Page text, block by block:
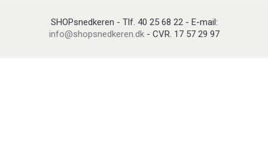
SHOPsnedkeren - Tlf. 40 25 68 22 - E-mail:
info@shopsnedkeren.dk- CVR. 17 57 29 97